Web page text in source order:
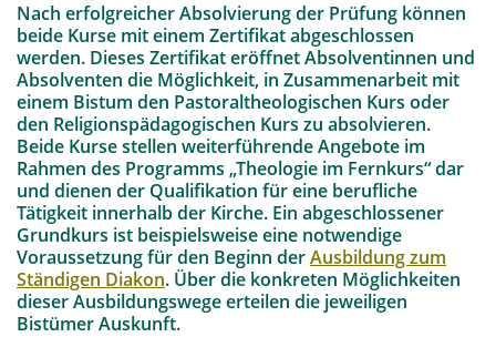
Nach erfolgreicher Absolvierung der Prüfung können
beide Kurse mit einem Zertifikat abgeschlossen
werden. Dieses Zertifikat eröffnet Absolventinnen und
Absolventen die Möglichkeit, in Zusammenarbeit mit
einem Bistum den Pastoraltheologischen Kurs oder
den Religionspädagogischen Kurs zu absolvieren.
Beide Kurse stellen weiterführende Angebote im
Rahmen des Programms „Theologie im Fernkurs“ dar
und dienen der Qualifikation für eine berufliche
Tätigkeit innerhalb der Kirche. Ein abgeschlossener
Grundkurs ist beispielsweise eine notwendige
Voraussetzung für den Beginn derAusbildung zum
Ständigen Diakon. Über die konkreten Möglichkeiten
dieser Ausbildungswege erteilen die jeweiligen
Bistümer Auskunft.